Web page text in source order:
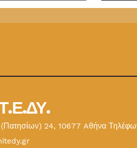
24, 10677 Aθήνα